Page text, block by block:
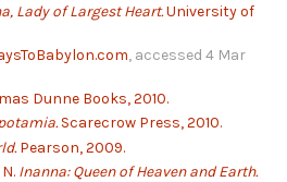
Lady of Largest Heart.University of
, accessed 4 Mar
Dunne Books, 2010.
Scarecrow Press, 2010.
Pearson, 2009.
Inanna: Queen of Heaven and Earth.